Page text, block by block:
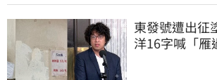
東發號遭出征
洋16字喊「